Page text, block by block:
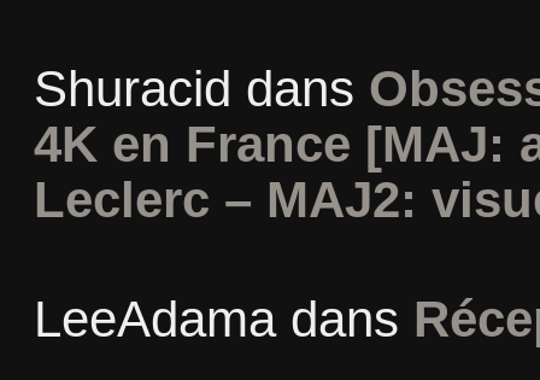
Shuracid dans
4K en France [MAJ:
Leclerc – MAJ2:
LeeAdamadans